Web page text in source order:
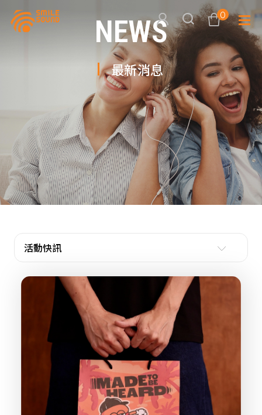
0
查看購物車
商品分類查詢
請選擇商品分類
請選擇分類
品牌分
多媒體
家用音
周邊系
活動專
NEWS
最新消息
活動快訊